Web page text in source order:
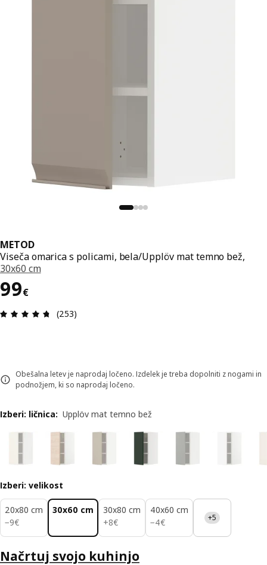
METOD
Viseča omarica s policami, bela/Upplöv mat temno bež,
30x60 cm
99€
Cena 99€
Ocena in komentar: 4.7 od skupno 5 zvezdic.
(253)
Obešalna letev je naprodaj ločeno. Izdelek je treba dopolniti z nogami in
podnožjem, ki so naprodaj ločeno.
Izberi: ličnica: Upplöv mat temno bež
Izberi: velikost
20x80 cm
−9€
9€
30x60 cm
30x80 cm
+8€
8€
40x60 cm
−4€
4€ +5
Načrtuj svojo kuhinjo